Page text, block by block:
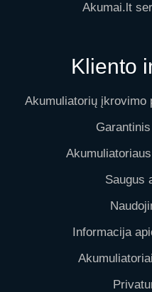
Akumai.lt
Kliento
Akumuliatorių įkrovimo
Saugus
Informacija